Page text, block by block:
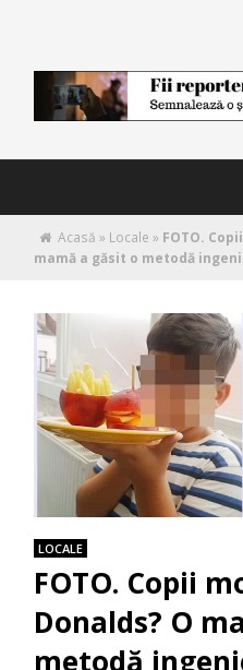
Acasă » Locale » FOTO.
mamă a găsit o metodă
LOCALE
FOTO. Copii
Donalds? O
metodă